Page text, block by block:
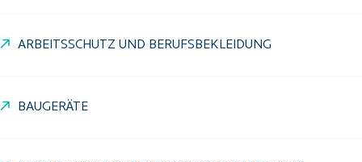
ARBEITSSCHUTZ UND BERUFSBEKLEIDUNG
BAUGERÄTE